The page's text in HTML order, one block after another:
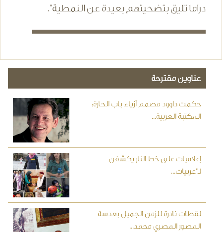
دراما تليق بتضحيتهم بعيدة عن النمطية".
عناوين مقترحة
حكمت داوود مصمم أزياء باب الحارة:
المكتبة العربية...
إعلاميات على خط النار يكشفن
لـ"عربيات...
لقطات نادرة للزمن الجميل بعدسة
المصور المصري محمد...